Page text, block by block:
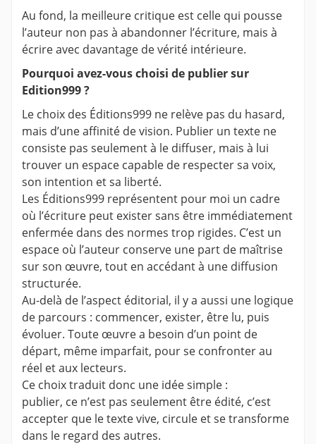
Au fond, la meilleure critique est celle qui pousse
l’auteur non pas à abandonner l’écriture, mais à
écrire avec davantage de vérité intérieure.
Pourquoi avez-vous choisi de publier sur
Edition999 ?
Le choix des Éditions999 ne relève pas du hasard,
mais d’une affinité de vision. Publier un texte ne
consiste pas seulement à le diffuser, mais à lui
trouver un espace capable de respecter sa voix,
son intention et sa liberté.
Les Éditions999 représentent pour moi un cadre
où l’écriture peut exister sans être immédiatement
enfermée dans des normes trop rigides. C’est un
espace où l’auteur conserve une part de maîtrise
sur son œuvre, tout en accédant à une diffusion
structurée.
Au-delà de l’aspect éditorial, il y a aussi une logique
de parcours : commencer, exister, être lu, puis
évoluer. Toute œuvre a besoin d’un point de
départ, même imparfait, pour se confronter au
réel et aux lecteurs.
Ce choix traduit donc une idée simple :
publier, ce n’est pas seulement être édité, c’est
accepter que le texte vive, circule et se transforme
dans le regard des autres.